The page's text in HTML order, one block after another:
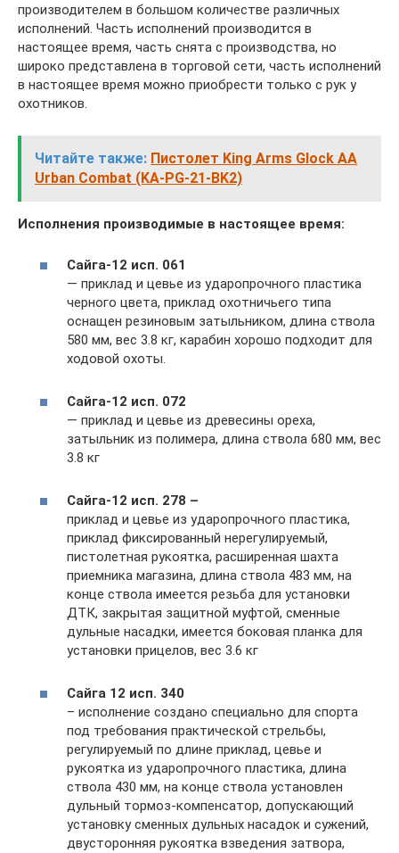
производителем в большом количестве различных
исполнений. Часть исполнений производится в
настоящее время, часть снята с производства, но
широко представлена в торговой сети, часть исполнений
в настоящее время можно приобрести только с рук у
охотников.
Читайте также: Пистолет King Arms Glock AA
Urban Combat (KA-PG-21-BK2)
Исполнения производимые в настоящее время:
Сайга-12 исп. 061
— приклад и цевье из ударопрочного пластика
черного цвета, приклад охотничьего типа
оснащен резиновым затыльником, длина ствола
580 мм, вес 3.8 кг, карабин хорошо подходит для
ходовой охоты.
Сайга-12 исп. 072
— приклад и цевье из древесины ореха,
затыльник из полимера, длина ствола 680 мм, вес
3.8 кг
Сайга-12 исп. 278 –
приклад и цевье из ударопрочного пластика,
приклад фиксированный нерегулируемый,
пистолетная рукоятка, расширенная шахта
приемника магазина, длина ствола 483 мм, на
конце ствола имеется резьба для установки
ДТК, закрытая защитной муфтой, сменные
дульные насадки, имеется боковая планка для
установки прицелов, вес 3.6 кг
Сайга 12 исп. 340
– исполнение создано специально для спорта
под требования практической стрельбы,
регулируемый по длине приклад, цевье и
рукоятка из ударопрочного пластика, длина
ствола 430 мм, на конце ствола установлен
дульный тормоз-компенсатор, допускающий
установку сменных дульных насадок и сужений,
двусторонняя рукоятка взведения затвора,